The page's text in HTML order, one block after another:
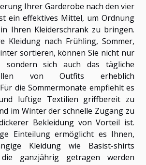
Ihrer Garderobe nach den vier
ein effektives Mittel, um Ordnung
Ihren Kleiderschrank zu bringen.
Kleidung nach Frühling, Sommer,
sortieren, können Sie nicht nur
sondern sich auch das tägliche
von Outfits erheblich
die Sommermonate empfiehlt es
luftige Textilien griffbereit zu
im Winter der schnelle Zugang zu
Bekleidung von Vorteil ist.
Einteilung ermöglicht es Ihnen,
Kleidung wie Basist-shirts
ganzjährig getragen werden